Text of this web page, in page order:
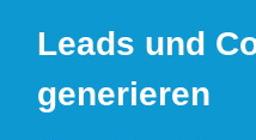
Leads und
generieren